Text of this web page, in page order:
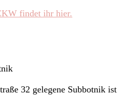
findet ihr hier.
32 gelegene Subbotnik ist